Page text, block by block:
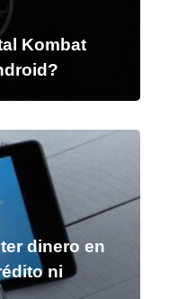
Kombat
dinero en
ni